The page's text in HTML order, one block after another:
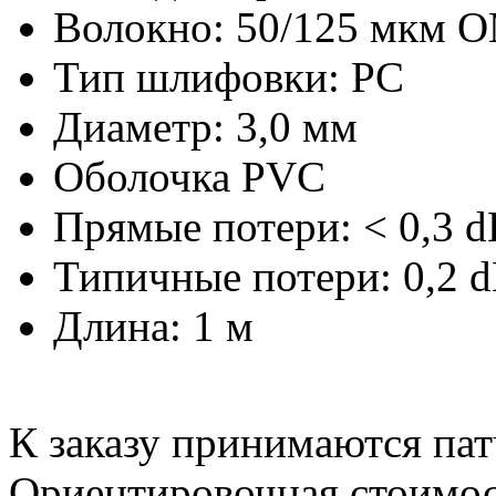
Волокно: 50/125 мкм
Тип шлифовки: PC
Диаметр: 3,0 мм
Оболочка PVC
Прямые потери: < 0,3
Типичные потери: 0,2
Длина: 1 м
К заказу принимаются